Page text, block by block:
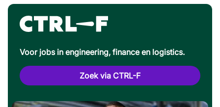
Voor jobs in engineering, finance en logistics.
Zoek via CTRL-F